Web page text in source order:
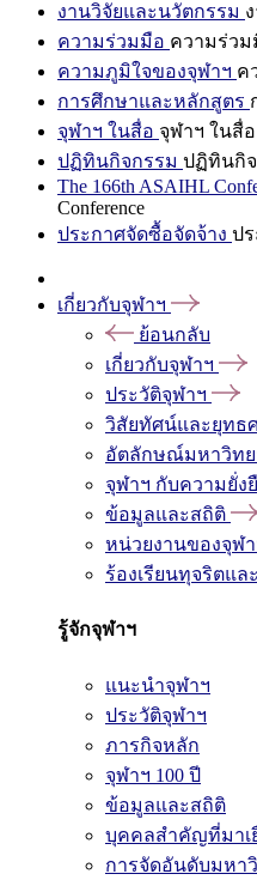
งานวิจัยและนวัตกรรม
ความร่วมมือ ความร่วม
ความภูมิใจของจุฬาฯ ค
การศึกษาและหลักสูตร
จุฬาฯ ในสื่อ จุฬาฯ ในสื่อ
ปฏิทินกิจกรรม ปฏิทินกิ
The 166th ASAIHL
Conference
ประกาศจัดซื้อจัดจ้าง ป
เกี่ยวกับจุฬาฯ
ย้อนกลับ
เกี่ยวกับจุฬาฯ
ประวัติจุฬาฯ
วิสัยทัศน์และยุทธ
อัตลักษณ์มหาวิทย
จุฬาฯ กับความยั่ง
ข้อมูลและสถิติ
หน่วยงานของจุฬ
ร้องเรียนทุจริตแ
รู้จักจุฬาฯ
แนะนำจุฬาฯ
ประวัติจุฬาฯ
ภารกิจหลัก
จุฬาฯ 100 ปี
ข้อมูลและสถิติ
บุคคลสำคัญที่มาเ
การจัดอันดับมหา